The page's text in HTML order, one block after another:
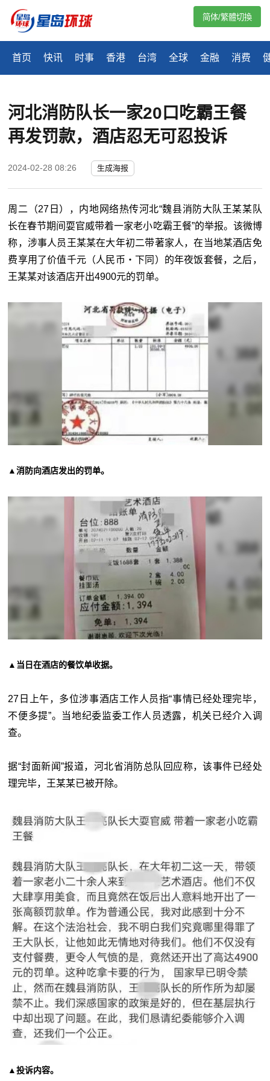
首页 快讯 时事 香港 台湾 全球 金融 消费
简体/繁體切換
河北消防队长一家20口吃霸王餐
再发罚款，酒店忍无可忍投诉
2024-02-28 08:26 生成海报
周二（27日），内地网络热传河北“魏县消防大队王某某队
长在春节期间耍官威带着一家老小吃霸王餐”的举报。该微博
称，涉事人员王某某在大年初二带著家人，在当地某酒店免
费享用了价值千元（人民币‧下同）的年夜饭套餐，之后，
王某某对该酒店开出4900元的罚单。
▲消防向酒店发出的罚单。
▲当日在酒店的餐饮单收据。
27日上午，多位涉事酒店工作人员指“事情已经处理完毕，
不便多提”。当地纪委监委工作人员透露，机关已经介入调
查。
据“封面新闻”报道，河北省消防总队回应称，该事件已经处
理完毕，王某某已被开除。
▲投诉内容。